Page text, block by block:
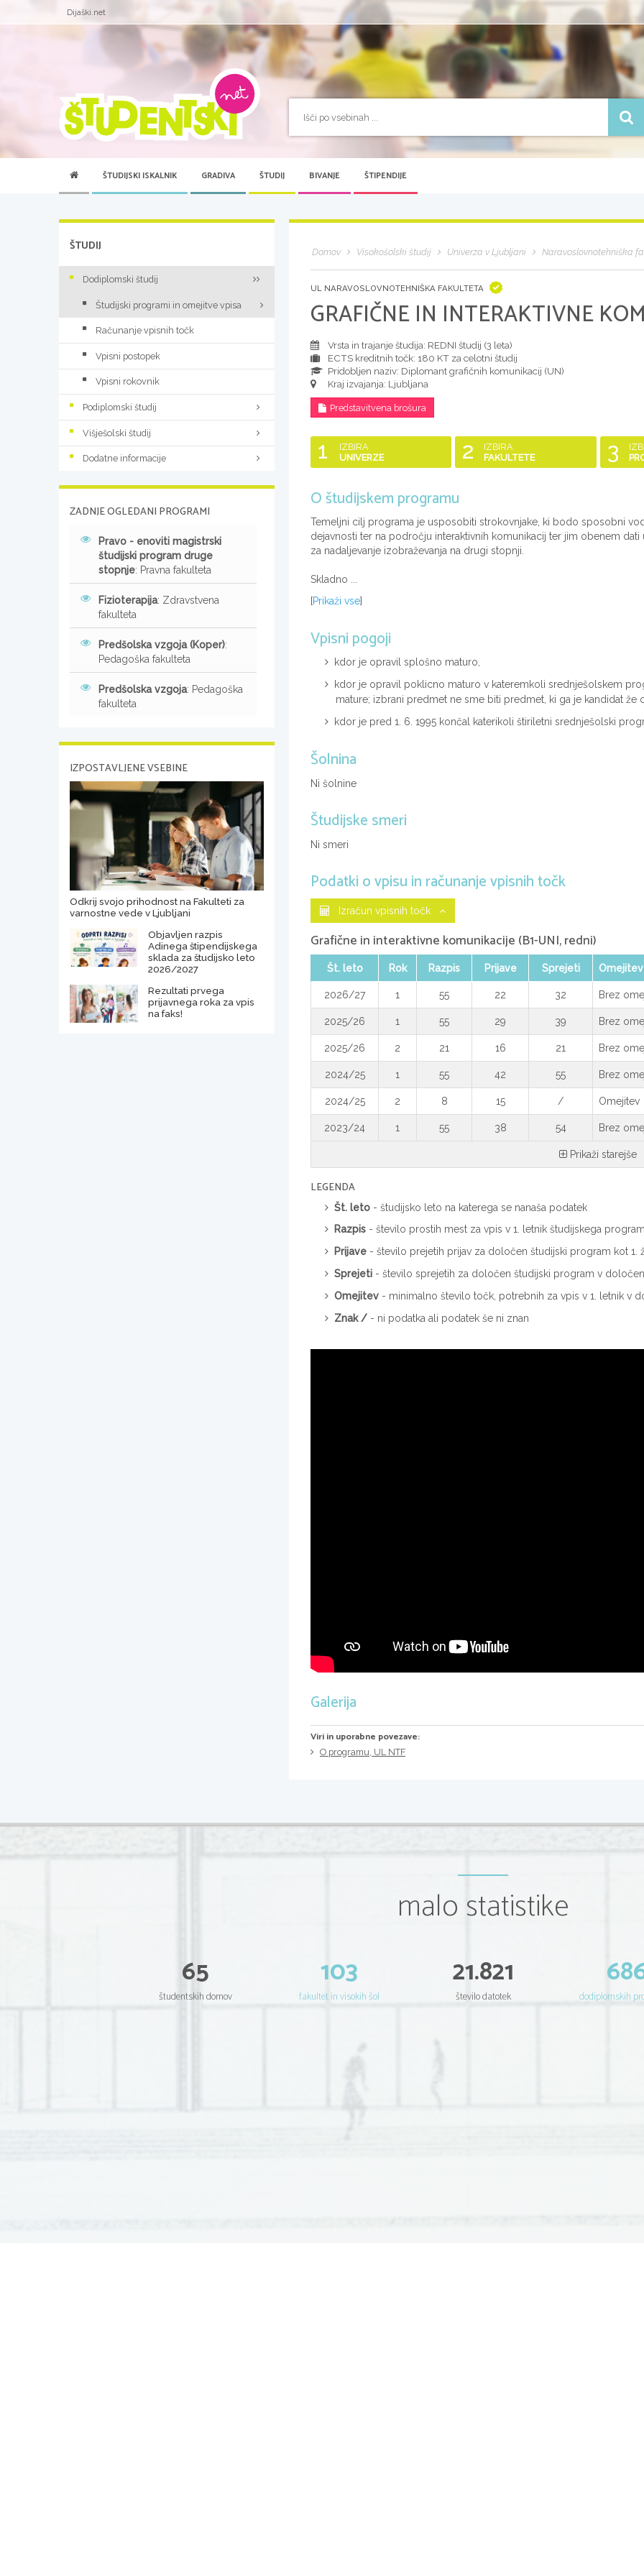
Dijaški.net
ŠTUDIJSKI ISKALNIK GRADIVA ŠTUDIJ BIVANJE ŠTIPENDIJE
Domov Visokošolski študij Univerza v Ljubljani Naravoslovnotehniška
UL NARAVOSLOVNOTEHNIŠKA FAKULTETA
GRAFIČNE IN INTERAKTIVNE
Vrsta in trajanje študija: REDNI študij (3 leta)
ECTS kreditnih točk: 180 KT za celotni študij
Pridobljen naziv: Diplomant grafičnih komunikacij (UN)
Kraj izvajanja: Ljubljana
Predstavitvena brošura
1
IZBIRA
UNIVERZE
2
IZBIRA
FAKULTETE
3
O študijskem programu
Temeljni cilj programa je usposobiti strokovnjake, ki bodo sposobni
dejavnosti ter na področju interaktivnih komunikacij ter jim obenem
za nadaljevanje izobraževanja na drugi stopnji.
Skladno ...
[Prikaži vse]
Vpisni pogoji
kdor je opravil splošno maturo,
kdor je opravil poklicno maturo v kateremkoli srednješolskem
mature; izbrani predmet ne sme biti predmet, ki ga je kandidat že
kdor je pred 1. 6. 1995 končal katerikoli štiriletni srednješolski
Šolnina
Ni šolnine
Študijske smeri
Ni smeri
Podatki o vpisu in računanje vpisnih točk
Izračun vpisnih točk
Grafične in interaktivne komunikacije (B1-UNI, redni)
Št. leto Rok Razpis Prijave Sprejeti Omejitev
2026/27 1 55 22 32 Brez
2025/26 1 55 29 39 Brez
2025/26 2 21 16 21 Brez
2024/25 1 55 42 55 Brez
2024/25 2 8 15 / Omejitev
2023/24 1 55 38 54 Brez
Prikaži starejše
LEGENDA
Št. leto - študijsko leto na katerega se nanaša podatek
Razpis - število prostih mest za vpis v 1. letnik študijskega
Prijave - število prejetih prijav za določen študijski program kot 1.
Sprejeti - število sprejetih za določen študijski program v
Omejitev - minimalno število točk, potrebnih za vpis v 1. letnik v
Znak / - ni podatka ali podatek še ni znan
Galerija
Viri in uporabne povezave:
O programu, UL NTF
ŠTUDIJ
Dodiplomski študij
Študijski programi in omejitve vpisa
Računanje vpisnih točk
Vpisni postopek
Vpisni rokovnik
Podiplomski študij
Višješolski študij
Dodatne informacije
ZADNJE OGLEDANI PROGRAMI
Pravo - enoviti magistrski
študijski program druge
stopnje: Pravna fakulteta
Fizioterapija: Zdravstvena
fakulteta
Predšolska vzgoja (Koper):
Pedagoška fakulteta
Predšolska vzgoja: Pedagoška
fakulteta
IZPOSTAVLJENE VSEBINE
Odkrij svojo prihodnost na Fakulteti za
varnostne vede v Ljubljani
Objavljen razpis
Adinega štipendijskega
sklada za študijsko leto
2026/2027
Rezultati prvega
prijavnega roka za vpis
na faks!
malo statistike
65
študentskih domov
103
fakultet in visokih šol
21.821
število datotek dodiplomskih